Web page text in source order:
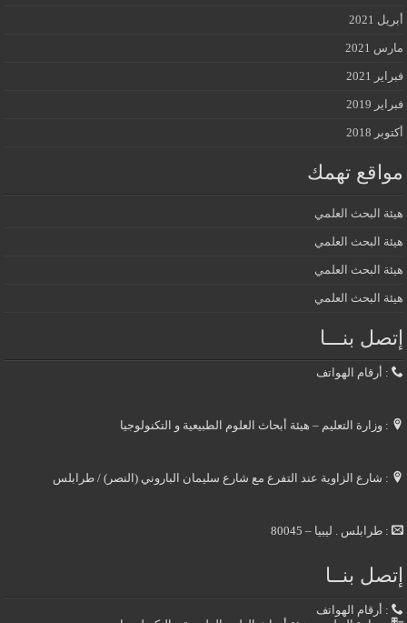
أبريل 2021
مارس 2021
فبراير 2021
فبراير 2019
أكتوبر 2018
مواقع تهمك
هيئة البحث العلمي
هيئة البحث العلمي
هيئة البحث العلمي
هيئة البحث العلمي
إتصل بنـــا
: أرقام الهواتف
: وزارة التعليم – هيئة أبحاث العلوم الطبيعية و التكنولوجيا
: شارع الزاوية عند التفرع مع شارع سليمان الباروني (النصر) / طرابلس
: طرابلس . ليبيا – 80045
إتصل بنــا
: أرقام الهواتف